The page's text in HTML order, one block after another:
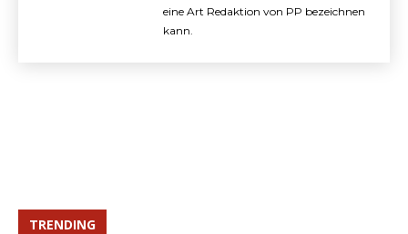
eine Art Redaktion von PP bezeichnen
kann.
TRENDING